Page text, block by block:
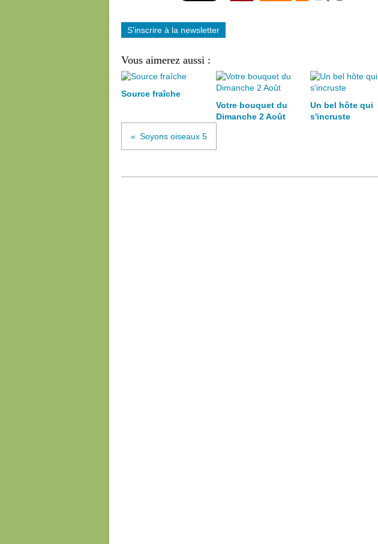
S'inscrire à la newsletter
Vous aimerez aussi :
Source fraîche
Votre bouquet du
Dimanche 2 Août
Un bel hôte qui
s'incruste
Soyons oiseaux 5